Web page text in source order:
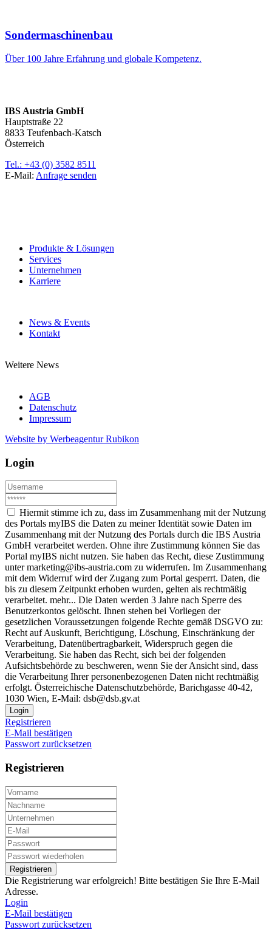
Sondermaschinenbau
Über 100 Jahre Erfahrung und globale Kompetenz.
IBS Austria GmbH
Hauptstraße 22
8833 Teufenbach-Katsch
Österreich
Tel.: +43 (0) 3582 8511
E-Mail: Anfrage senden
Produkte & Lösungen
Services
Unternehmen
Karriere
News & Events
Kontakt
Weitere News
AGB
Datenschutz
Impressum
Website by Werbeagentur Rubikon
Login
Hiermit stimme ich zu, dass im Zusammenhang mit der Nutzung
des Portals myIBS die Daten zu meiner Identität sowie Daten im
Zusammenhang mit der Nutzung des Portals durch die IBS Austria
GmbH verarbeitet werden. Ohne ihre Zustimmung können Sie das
Portal myIBS nicht nutzen. Sie haben das Recht, diese Zustimmung
unter marketing@ibs-austria.com zu widerrufen. Im Zusammenhang
mit dem Widerruf wird der Zugang zum Portal gesperrt. Daten, die
bis zu diesem Zeitpunkt erhoben wurden, gelten als rechtmäßig
verarbeitet. mehr... Die Daten werden 3 Jahre nach Sperre des
Benutzerkontos gelöscht. Ihnen stehen bei Vorliegen der
gesetzlichen Voraussetzungen folgende Rechte gemäß DSGVO zu:
Recht auf Auskunft, Berichtigung, Löschung, Einschränkung der
Verarbeitung, Datenübertragbarkeit, Widerspruch gegen die
Verarbeitung. Sie haben das Recht, sich bei der folgenden
Aufsichtsbehörde zu beschweren, wenn Sie der Ansicht sind, dass
die Verarbeitung Ihrer personenbezogenen Daten nicht rechtmäßig
erfolgt. Österreichische Datenschutzbehörde, Barichgasse 40-42,
1030 Wien, E-Mail: dsb@dsb.gv.at
Login
Registrieren
E-Mail bestätigen
Passwort zurücksetzen
Registrieren
Registrieren
Die Registrierung war erfolgreich! Bitte bestätigen Sie Ihre E-Mail
Adresse.
Login
E-Mail bestätigen
Passwort zurücksetzen